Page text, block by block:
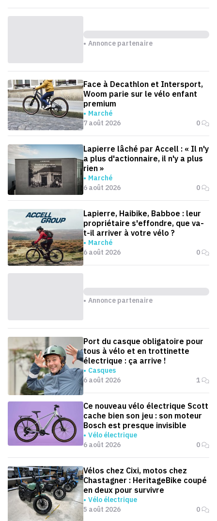
Annonce partenaire
Face à Decathlon et Intersport,
Woom parie sur le vélo enfant
premium
Marché
7 août 2026
0
Lapierre lâché par Accell : « Il n'y
a plus d'actionnaire, il n'y a plus
rien »
Marché
6 août 2026
0
Lapierre, Haibike, Babboe : leur
propriétaire s'effondre, que va-
t-il arriver à votre vélo ?
Marché
6 août 2026
0
Annonce partenaire
Port du casque obligatoire pour
tous à vélo et en trottinette
électrique : ça arrive !
Casques
6 août 2026
1
Ce nouveau vélo électrique Scott
cache bien son jeu : son moteur
Bosch est presque invisible
Vélo électrique
6 août 2026
0
Vélos chez Cixi, motos chez
Chastagner : HeritageBike coupé
en deux pour survivre
Vélo électrique
5 août 2026
0